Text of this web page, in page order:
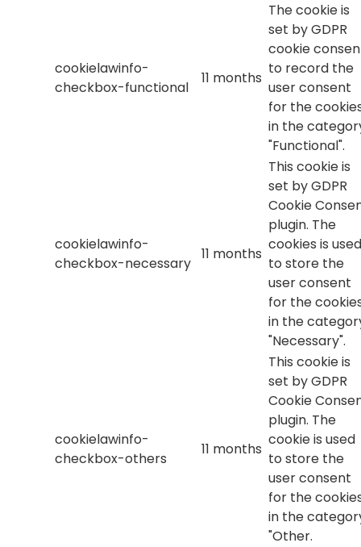
cookielawinfo-
checkbox-functional
11 months
The cookie is
set by GDPR
cookie
to record the
user consent
for the
in the
"Functional".
cookielawinfo-
checkbox-necessary
11 months
This cookie is
set by GDPR
Cookie
plugin. The
cookies is
to store the
user consent
for the
in the
"Necessary".
cookielawinfo-
checkbox-others
11 months
This cookie is
set by GDPR
Cookie
plugin. The
cookie is used
to store the
user consent
for the
in the
"Other.